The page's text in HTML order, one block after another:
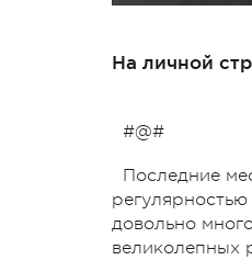
На личной
#@#
Последние
довольно
великолепных